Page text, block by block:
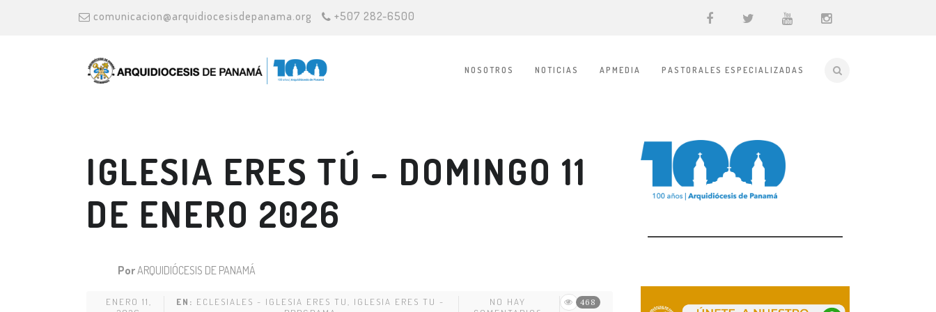
comunicacion@arquidiocesisdepanama.org +507 282-6500
NOSOTROS NOTICIAS APMEDIA PASTORALES ESPECIALIZADAS
IGLESIA ERES TÚ – DOMINGO 11
DE ENERO 2026
PorARQUIDIÓCESIS DE PANAMÁ
ENERO 11,
EN: ECLESIALES - IGLESIA ERES TU
IGLESIA ERES TU -
NO HAY
468